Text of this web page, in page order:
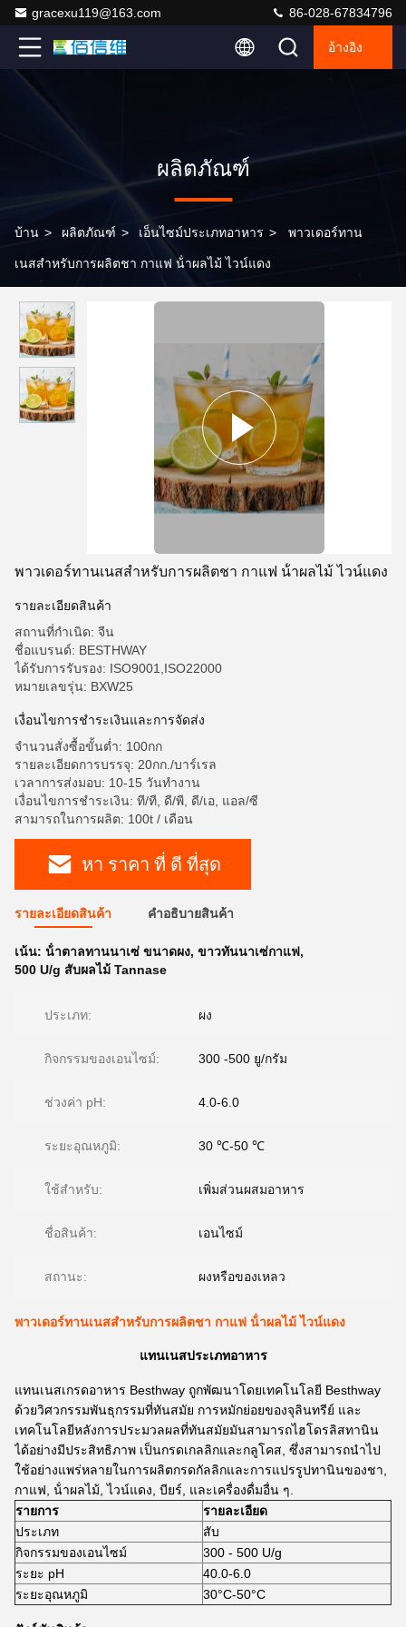
gracexu119@163.com 86-028-67834796
อ้างอิง
ผลิตภัณฑ์
บ้าน > ผลิตภัณฑ์ > เอ็นไซม์ประเภทอาหาร > พาวเดอร์ทาน
เนสสําหรับการผลิตชา กาแฟ น้ําผลไม้ ไวน์แดง
พาวเดอร์ทานเนสสําหรับการผลิตชา กาแฟ น้ําผลไม้ ไวน์แดง
รายละเอียดสินค้า
สถานที่กำเนิด: จีน
ชื่อแบรนด์: BESTHWAY
ได้รับการรับรอง: ISO9001,ISO22000
หมายเลขรุ่น: BXW25
เงื่อนไขการชําระเงินและการจัดส่ง
จำนวนสั่งซื้อขั้นต่ำ: 100กก
รายละเอียดการบรรจุ: 20กก./บาร์เรล
เวลาการส่งมอบ: 10-15 วันทำงาน
เงื่อนไขการชำระเงิน: ที/ที, ดี/พี, ดี/เอ, แอล/ซี
สามารถในการผลิต: 100t / เดือน
หา ราคา ที่ ดี ที่สุด
รายละเอียดสินค้า คําอธิบายสินค้า
เน้น: น้ําตาลทานนาเซ่ ขนาดผง, ขาวทันนาเซ่กาแฟ,
500 U/g สับผลไม้ Tannase
ประเภท: ผง
กิจกรรมของเอนไซม์: 300 -500 ยู/กรัม
ช่วงค่า pH: 4.0-6.0
ระยะอุณหภูมิ: 30 ℃-50 ℃
ใช้สำหรับ: เพิ่มส่วนผสมอาหาร
ชื่อสินค้า: เอนไซม์
สถานะ: ผงหรือของเหลว
พาวเดอร์ทานเนสสําหรับการผลิตชา กาแฟ น้ําผลไม้ ไวน์แดง
แทนเนสประเภทอาหาร
แทนเนสเกรดอาหาร Besthway ถูกพัฒนาโดยเทคโนโลยี Besthway
ด้วยวิศวกรรมพันธุกรรมที่ทันสมัย การหมักย่อยของจุลินทรีย์ และ
เทคโนโลยีหลังการประมวลผลที่ทันสมัยมันสามารถไฮโดรลิสทานิน
ได้อย่างมีประสิทธิภาพ เป็นกรดเกลลิกและกลูโคส, ซึ่งสามารถนําไป
ใช้อย่างแพร่หลายในการผลิตกรดกัลลิกและการแปรรูปทานินของชา,
กาแฟ, น้ําผลไม้, ไวน์แดง, บียร์, และเครื่องดื่มอื่น ๆ.
รายการ
รายละเอียด
ประเภท
สับ
กิจกรรมของเอนไซม์
300 - 500 U/g
ระยะ pH
40.0-6.0
ระยะอุณหภูมิ
30°C-50°C